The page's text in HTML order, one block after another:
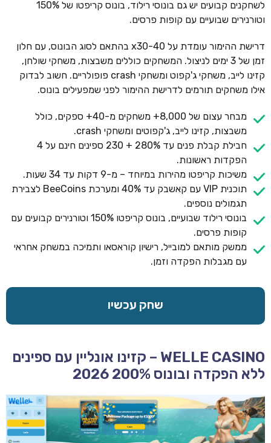
לשחקנים קבועים יש גם בונוסי רילוד, בונוס קריפטו של 150%
וטורנירים שבועיים עם קופות פרסים.
דרישת ההימור עומדת על x30-40 בהתאם לסוג הבונוס, עם חלון
זמן של 3 ימים לניצול. המשחקים כוללים משבצות, משחקי שולחן,
קזינו לייב, משחקי ג'קפוט ומשחקי crash פופולריים. חשוב לבדוק
אילו משחקים תורמים לדרישת ההימור לפני שמפעילים בונוס.
מבחר עצום של 8,000+ משחקים מ-40+ ספקים, כולל
משבצות, קזינו לייב, ג'קפוטים ומשחקי crash.
חבילת קבלת פנים עד 280% + 230 ספינים חינם על 4
הפקדות ראשונות.
משיכות קריפטו מהירות במיוחד – מ-9 דקות עד 34 שעות.
תוכנית VIP עם קאשבק עד 40% ומערכת BeeCoins לצבירת
תגמולים נוספים.
בונוסי רילוד שבועיים, בונוס קריפטו 150% וטורנירים קבועים עם
קופות פרסים.
ממשק מותאם למובייל, רישיון קוראסאו ותמיכה במשחק אחראי
עם מגבלות הפקדה וזמן.
שחק עכשיו
WELLE CASINO – קזינו אונליין עם ספינים
ללא הפקדה ובונוס 200% 2026